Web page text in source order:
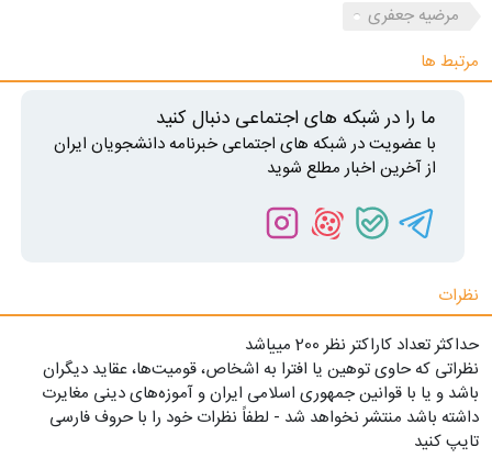
مرضیه جعفری
مرتبط ها
ما را در شبکه های اجتماعی دنبال کنید
با عضویت در شبکه های اجتماعی خبرنامه دانشجویان ایران
از آخرین اخبار مطلع شوید
نظرات
حداکثر تعداد کاراکتر نظر 200 ميياشد
نظراتی که حاوی توهین یا افترا به اشخاص، قومیت‌ها، عقاید دیگران
باشد و یا با قوانین جمهوری اسلامی ایران و آموزه‌های دینی مغایرت
داشته باشد منتشر نخواهد شد - لطفاً نظرات خود را با حروف فارسی
تایپ کنید